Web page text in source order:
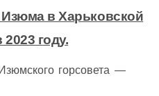
Изюма в Харьковской
году.
горсовета —